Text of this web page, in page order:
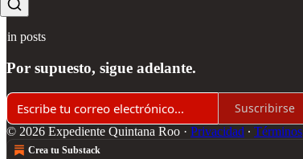
Sin posts
Por supuesto, sigue adelante.
Suscribirse
© 2026 Expediente Quintana Roo · Privacidad ∙ Términos
Crea tu Substack